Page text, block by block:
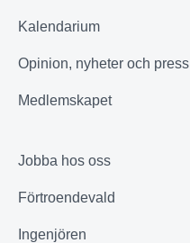
Kalendarium
Opinion, nyheter och press
Medlemskapet
Jobba hos oss
Förtroendevald
Ingenjören